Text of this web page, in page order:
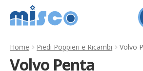
Vai
alla
Vai
al
Home Piedi Poppieri e Ricambi Volvo
Volvo Penta